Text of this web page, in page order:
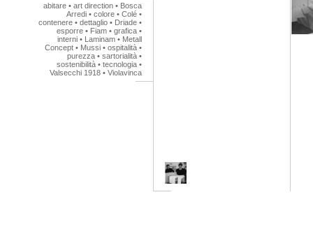
abitare • art direction • Bosca
Arredi • colore • Colé •
contenere • dettaglio • Driade •
esporre • Fiam • grafica •
interni • Laminam • Metall
Concept • Mussi • ospitalità •
purezza • sartorialità •
sostenibilità • tecnologia •
Valsecchi 1918 • Violavinca